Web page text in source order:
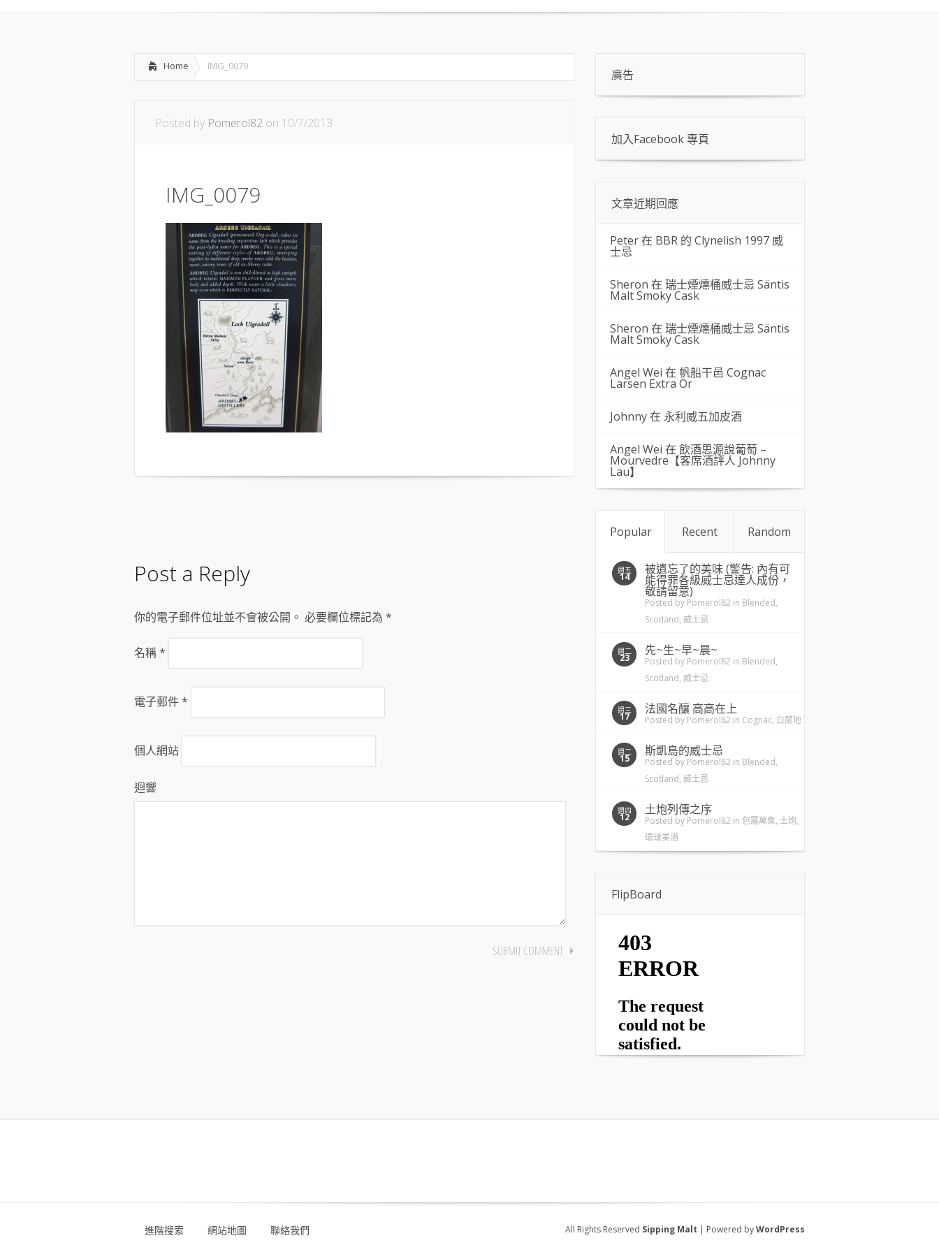
Home IMG_0079
Posted by Pomerol82 on 10/7/2013
IMG_0079
Post a Reply
你的電子郵件位址並不會被公開。 必要欄位標記為 *
名稱*
電子郵件*
個人網站
迴響
廣告
加入Facebook 專頁
文章近期回應
Peter 在 BBR 的 Clynelish 1997 威
士忌
Sheron 在 瑞士煙燻桶威士忌 Säntis
Malt Smoky Cask
Sheron 在 瑞士煙燻桶威士忌 Säntis
Malt Smoky Cask
Angel Wei 在 帆船干邑 Cognac
Larsen Extra Or
Johnny 在 永利威五加皮酒
Angel Wei 在 飲酒思源說葡萄 –
Mourvedre【客席酒評人 Johnny
Lau】
Popular Recent Random
週五
14
被遺忘了的美味 (警告: 內有可
能得罪各級威士忌達人成份，
敬請留意)
Posted by Pomerol82 in Blended,
Scotland, 威士忌
週二
23
先~生~早~晨~
Posted by Pomerol82 in Blended,
Scotland, 威士忌
週三
17
法國名釀 高高在上
Posted by Pomerol82 in Cognac, 白蘭地
週二
15
斯凱島的威士忌
Posted by Pomerol82 in Blended,
Scotland, 威士忌
週四
12
土炮列傳之序
Posted by Pomerol82 in 包羅萬象, 土炮,
環球美酒
FlipBoard
進階搜索 網站地圖 聯絡我們 All Rights Reserved Sipping Malt | Powered byWordPress